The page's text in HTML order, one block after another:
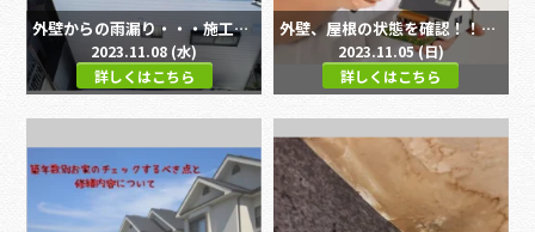
外壁からの雨漏り・・・施工事例をご紹介します！！｜宇治市・城陽市、屋根工事・屋根リフォーム・防災・雨漏り専門店
2023.11.08 (水)
詳しくはこちら
外壁、屋根の状態を確認！！劣化箇所チェックしましょう！！
2023.11.05 (日)
詳しくはこちら